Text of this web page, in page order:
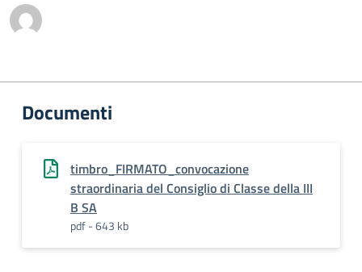
Documenti
timbro_FIRMATO_convocazione
straordinaria del Consiglio di Classe della III
B SA
pdf - 643 kb